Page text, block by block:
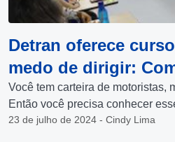
Detran oferece
medo de dirigir:
Você tem carteira de motoristas,
Então você precisa conhecer
23 de julho de 2024 - Cindy Lima